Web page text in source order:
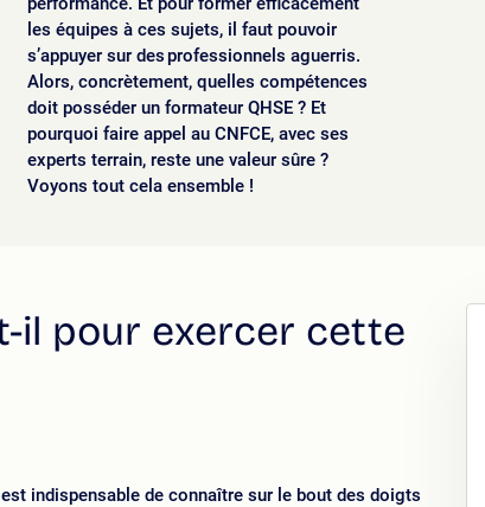
les équipes à ces sujets, il faut pouvoir
s’appuyer sur des professionnels aguerris.
Alors, concrètement, quelles compétences
doit posséder un formateur QHSE ? Et
pourquoi faire appel au CNFCE, avec ses
experts terrain, reste une valeur sûre ?
Voyons tout cela ensemble !
il pour exercer cette
indispensable de connaître sur le bout des doigts